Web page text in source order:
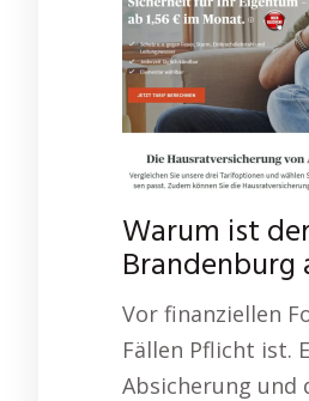
Warum ist
Brandenburg
Vor finanziellen
Fällen Pflicht ist.
Absicherung und